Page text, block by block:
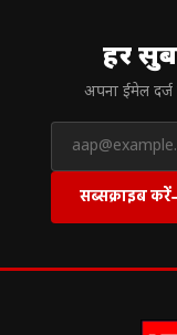
हर
अपना ईमेल
सब्सक्राइब करें